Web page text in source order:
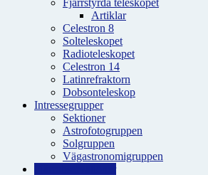
Fjärrstyrda teleskopet
Artiklar
Celestron 8
Solteleskopet
Radioteleskopet
Celestron 14
Latinrefraktorn
Dobsonteleskop
Intressegrupper
Sektioner
Astrofotogruppen
Solgruppen
Vägastronomigruppen